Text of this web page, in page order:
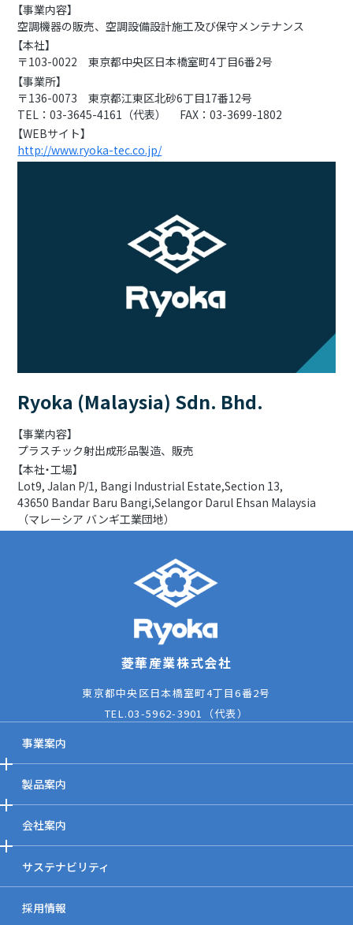
【事業内容】
空調機器の販売、空調設備設計施工及び保守メンテナンス
【本社】
〒103-0022 東京都中央区日本橋室町4丁目6番2号
【事業所】
〒136-0073 東京都江東区北砂6丁目17番12号
TEL：03-3645-4161（代表） FAX：03-3699-1802
【WEBサイト】
http://www.ryoka-tec.co.jp/
Ryoka (Malaysia) Sdn. Bhd.
【事業内容】
プラスチック射出成形品製造、販売
【本社・工場】
Lot9, Jalan P/1, Bangi Industrial Estate,Section 13,
43650 Bandar Baru Bangi,Selangor Darul Ehsan Malaysia
（マレーシア バンギ工業団地）
菱華産業株式会社
東京都中央区日本橋室町4丁目6番2号
TEL.03-5962-3901 （代表）
事業案内
製品案内
会社案内
サステナビリティ
採用情報